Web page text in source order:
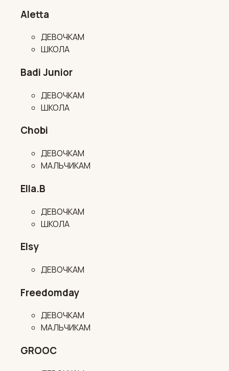
Aletta
ДЕВОЧКАМ
ШКОЛА
Badi Junior
ДЕВОЧКАМ
ШКОЛА
Chobi
ДЕВОЧКАМ
МАЛЬЧИКАМ
Ella.B
ДЕВОЧКАМ
ШКОЛА
Elsy
ДЕВОЧКАМ
Freedomday
ДЕВОЧКАМ
МАЛЬЧИКАМ
GROOC